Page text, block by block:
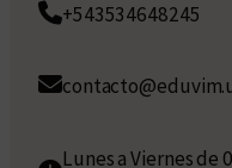
+543534648245
Lunes a Viernes de